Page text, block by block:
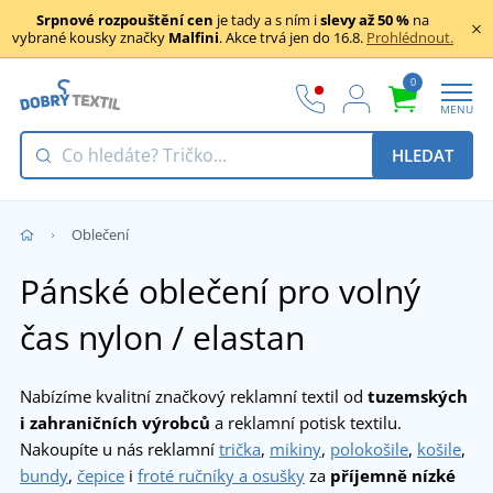
Srpnové rozpouštění cen je tady a s ním islevy až 50 % na
vybrané kousky značky Malfini. Akce trvá jen do 16.8. Prohlédnout.
0
MENU
HLEDAT
Oblečení
Pánské oblečení pro volný
čas nylon / elastan
Nabízíme kvalitní značkový reklamní textil od tuzemských
i zahraničních výrobců a reklamní potisk textilu.
Nakoupíte u nás reklamní trička, mikiny, polokošile, košile,
bundy, čepice i froté ručníky a osušky za příjemně nízké